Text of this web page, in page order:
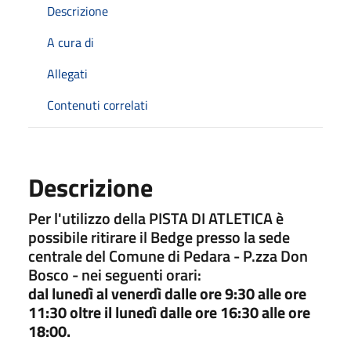
Descrizione
A cura di
Allegati
Contenuti correlati
Descrizione
Per l'utilizzo della PISTA DI ATLETICA è
possibile ritirare il Bedge presso la sede
centrale del Comune di Pedara - P.zza Don
Bosco - nei seguenti orari:
dal lunedì al venerdì dalle ore 9:30 alle ore
11:30 oltre il lunedì dalle ore 16:30 alle ore
18:00.